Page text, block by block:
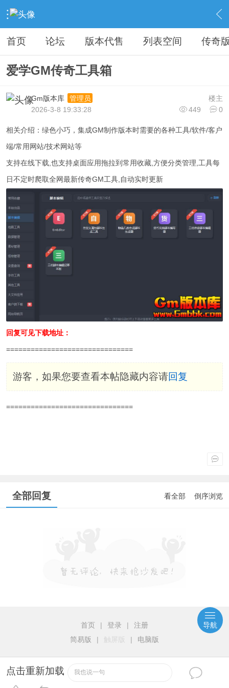
› 传奇私服专区 › 传奇私服工具 › 内容
首页 论坛 版本代售 列表空间 传奇
爱学GM传奇工具箱
楼主
Gm版本库
管理员
449
0
2026-3-8 19:33:28
相关介绍：绿色小巧，集成GM制作版本时需要的各种工具/软件/客户
端/常用网站/技术网站等
支持在线下载,也支持桌面应用拖拉到常用收藏,方便分类管理,工具每
日不定时爬取全网最新传奇GM工具,自动实时更新
回复可见下载地址：
===============================
游客，如果您要查看本帖隐藏内容请回复
===============================
全部回复 看全部 倒序浏览
点击重新加载 我也说一句
首页 | 登录 |
注册
简易版
| 触屏版 | 电脑版
导航